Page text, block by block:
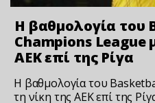
Η βαθμολογία του
Champions League
ΑΕΚ επί της Ρίγα
Η βαθμολογία του
τη νίκη της ΑΕΚ επί της